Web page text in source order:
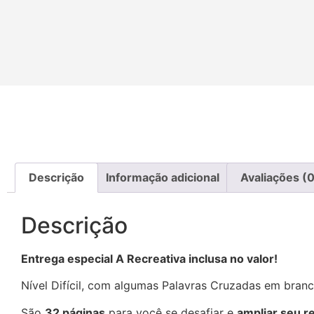
Descrição Informação adicional Avaliações
Descrição
Entrega especial A Recreativa inclusa no valor!
Nível Difícil, com algumas Palavras Cruzadas em